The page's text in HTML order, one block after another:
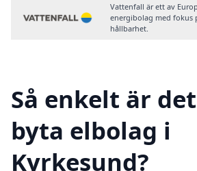
Vattenfall är ett av
energibolag med fokus
hållbarhet.
Så enkelt är
byta elbolag i
Kyrkesund?